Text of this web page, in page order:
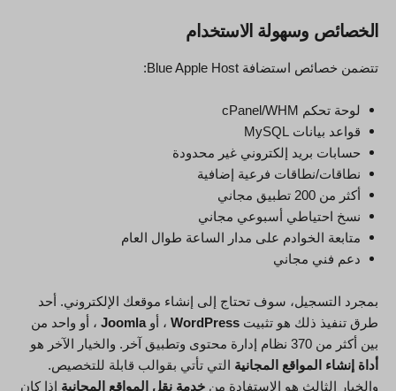
الخصائص وسهولة الاستخدام
تتضمن خصائص استضافة Blue Apple Host:
لوحة تحكم cPanel/WHM
قواعد بيانات MySQL
حسابات بريد إلكتروني غير محدودة
نطاقات/نطاقات فرعية إضافية
أكثر من 200 تطبيق مجاني
نسخ احتياطي أسبوعي مجاني
متابعة الخوادم على مدار الساعة طوال العام
دعم فني مجاني
بمجرد التسجيل، سوف تحتاج إلى إنشاء موقعك الإلكتروني. أحد
طرق تنفيذ ذلك هو تثبيت WordPress ، أوJoomla ، أو واحد من
بين أكثر من 370 نظام إدارة محتوى وتطبيق آخر. والخيار الآخر هو
أداة إنشاء المواقع المجانية التي تأتي بقوالب قابلة للتخصيص.
والخيار الثالث هو الاستفادة من خدمة نقل المواقع المجانية إذا كان